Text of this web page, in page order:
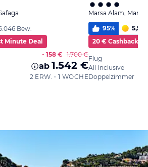
Bew.
Minute Deal
- 158 € 1.700 €
ab 1.542 €
2 ERW. • 1 WOCHE
Marsa Alam,
95% 5,5
20 € Cashback
Flug
All Inclusive
Doppelzimmer